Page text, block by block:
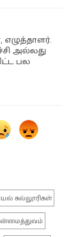
எழுத்தாளர்.
அல்லது
பல
கல்லூரிகள்